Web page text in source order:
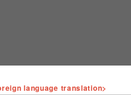
language translation>